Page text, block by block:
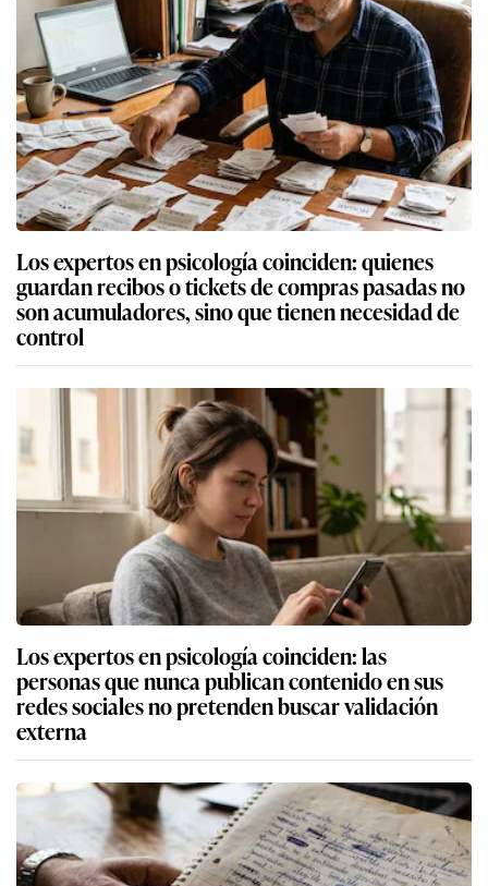
Los expertos en psicología coinciden: quienes
guardan recibos o tickets de compras pasadas no
son acumuladores, sino que tienen necesidad de
control
Los expertos en psicología coinciden: las
personas que nunca publican contenido en sus
redes sociales no pretenden buscar validación
externa